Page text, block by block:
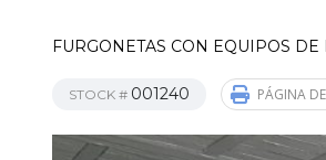
FURGONETAS CON EQUIPOS DE
STOCK # 001240 PÁGINA